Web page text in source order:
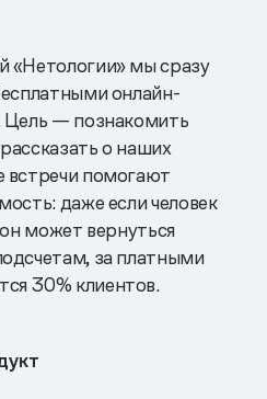
«Нетологии» мы сразу
онлайн-
Цель — познакомить
о наших
встречи помогают
даже если человек
может вернуться
за платными
30% клиентов.